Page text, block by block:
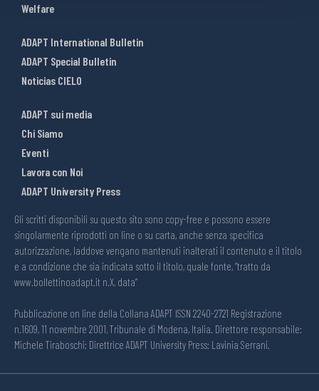
Welfare
ADAPT International Bulletin
ADAPT Special Bulletin
Noticias CIELO
ADAPT sui media
Chi Siamo
Eventi
Lavora con Noi
ADAPT University Press
Gli scritti disponibili su questo sito sono copy-free e possono essere
singolarmente riprodotti on line o su carta, anche senza specifica
autorizzazione, laddove vengano mantenuti inalterati il contenuto e il titolo
e a condizione che sia indicata sotto il titolo, quale fonte, “tratto da
www.bollettinoadapt.it n.X, data“
Pubblicazione on line della Collana ADAPT ISSN 2240-2721 Registrazione
n.1609, 11 novembre 2001, Tribunale di Modena, Italia. Direttore responsabile:
Michele Tiraboschi; Direttrice ADAPT University Press: Lavinia Serrani.